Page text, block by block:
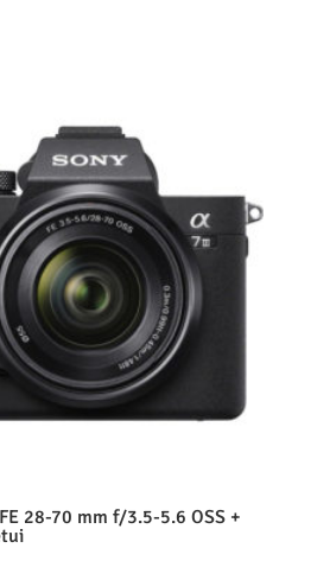
28-70 mm f/3.5-5.6 OSS +